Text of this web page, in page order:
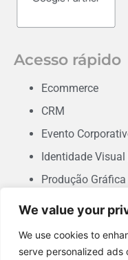
We value your
We use cookies to
serve personalized
Acesso rápido
Ecommerce
CRM
Evento
Identidade
Produção Gráfica
Consultoria em
Performance